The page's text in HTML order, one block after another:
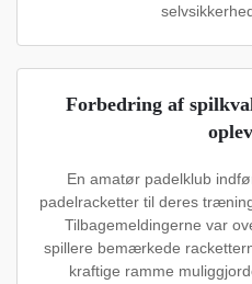
Forbedring af
En amatør padelklub
padelracketter til deres
Tilbagemeldingerne var
spillere bemærkede
kraftige ramme